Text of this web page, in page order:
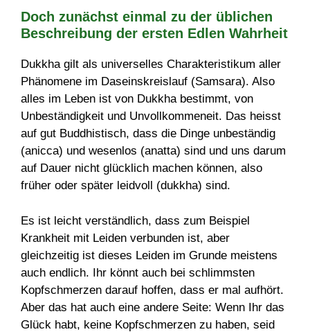
Doch zunächst einmal zu der üblichen
Beschreibung der ersten Edlen Wahrheit
Dukkha gilt als universelles Charakteristikum aller
Phänomene im Daseinskreislauf (Samsara). Also
alles im Leben ist von Dukkha bestimmt, von
Unbeständigkeit und Unvollkommeneit. Das heisst
auf gut Buddhistisch, dass die Dinge unbeständig
(anicca) und wesenlos (anatta) sind und uns darum
auf Dauer nicht glücklich machen können, also
früher oder später leidvoll (dukkha) sind.
Es ist leicht verständlich, dass zum Beispiel
Krankheit mit Leiden verbunden ist, aber
gleichzeitig ist dieses Leiden im Grunde meistens
auch endlich. Ihr könnt auch bei schlimmsten
Kopfschmerzen darauf hoffen, dass er mal aufhört.
Aber das hat auch eine andere Seite: Wenn Ihr das
Glück habt, keine Kopfschmerzen zu haben, seid